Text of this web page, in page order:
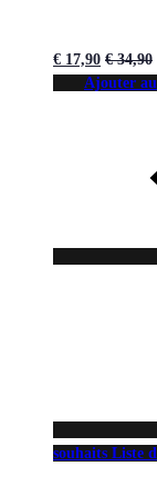
€ 17,90 €34,90
Ajouter
souhaits Liste